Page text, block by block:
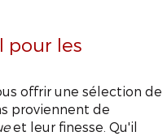
pour les
offrir une sélection de
proviennent de
et leur finesse. Qu'il